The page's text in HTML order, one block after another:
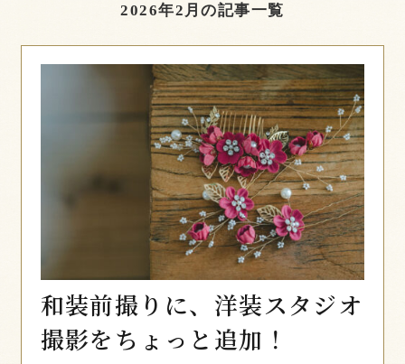
2026年2月の記事一覧
和装前撮りに、洋装スタジオ
撮影をちょっと追加！